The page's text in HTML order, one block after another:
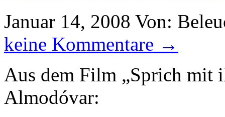
Januar 14, 2008 Von:
keine Kommentare →
Aus dem Film „Sprich mit
Almodóvar: